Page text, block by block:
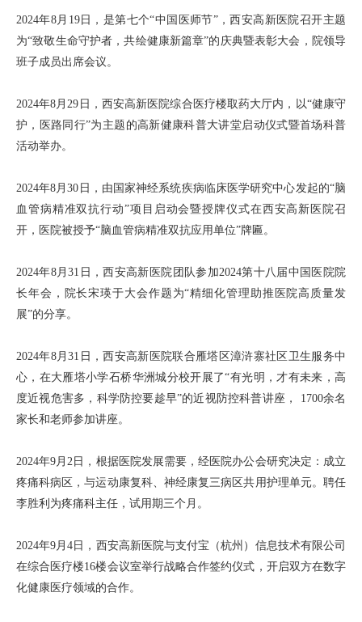
2024年8月19日，是第七个“中国医师节”，西安高新医院召开主题
为“致敬生命守护者，共绘健康新篇章”的庆典暨表彰大会，院领导
班子成员出席会议。
2024年8月29日，西安高新医院综合医疗楼取药大厅内，以“健康守
护，医路同行”为主题的高新健康科普大讲堂启动仪式暨首场科普
活动举办。
2024年8月30日，由国家神经系统疾病临床医学研究中心发起的“脑
血管病精准双抗行动”项目启动会暨授牌仪式在西安高新医院召
开，医院被授予“脑血管病精准双抗应用单位”牌匾。
2024年8月31日，西安高新医院团队参加2024第十八届中国医院院
长年会，院长宋瑛于大会作题为“精细化管理助推医院高质量发
展”的分享。
2024年8月31日，西安高新医院联合雁塔区漳浒寨社区卫生服务中
心，在大雁塔小学石桥华洲城分校开展了“有光明，才有未来，高
度近视危害多，科学防控要趁早”的近视防控科普讲座， 1700余名
家长和老师参加讲座。
2024年9月2日，根据医院发展需要，经医院办公会研究决定：成立
疼痛科病区，与运动康复科、神经康复三病区共用护理单元。聘任
李胜利为疼痛科主任，试用期三个月。
2024年9月4日，西安高新医院与支付宝（杭州）信息技术有限公司
在综合医疗楼16楼会议室举行战略合作签约仪式，开启双方在数字
化健康医疗领域的合作。